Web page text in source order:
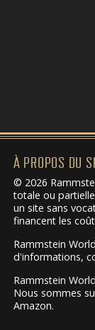
À PROPOS DU
© 2026
totale ou
un site sans
financent les
Rammstein
d'informations,
Rammstein
Nous sommes
Amazon.